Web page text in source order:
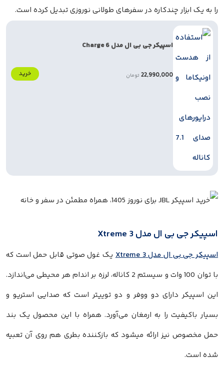
را به یک ابزار چندکاره در سفرهای طولانی نوروزی تبدیل کرده است.
اسپیکر جی بی ال مدل Charge 6
22,990,000 تومان خرید
اسپیکر جی بی ال مدل Xtreme 3
اسپیکر جی بی ال مدل Xtreme 3
یک غول صوتی قابل حمل است که
با توان 100 وات و سیستم 2 کاناله، لرزه بر اندام هر محیطی می‌اندازد.
این اسپیکر دارای دو ووفر و دو توییتر است که صدایی استریو و
بسیار باکیفیت را به ارمغان می‌آورد. همراه با این محصول یک بند
حمل مخصوص نیز ارائه میشود که بازکننده بطری هم روی آن تعبیه
شده است.